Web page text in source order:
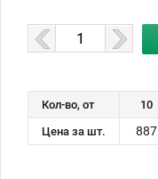
Кол-во, от 10
Цена за шт.
887